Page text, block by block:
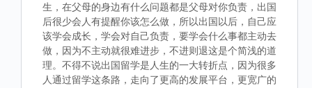
生，在父母的身边有什么问题都是父母对你负责，出国
后很少会人有提醒你该怎么做，所以出国以后，自己应
该学会成长，学会对自己负责，要学会什么事都主动去
做，因为不主动就很难进步，不进则退这是个简浅的道
理。不得不说出国留学是人生的一大转折点，因为很多
人通过留学这条路，走向了更高的发展平台，更宽广的